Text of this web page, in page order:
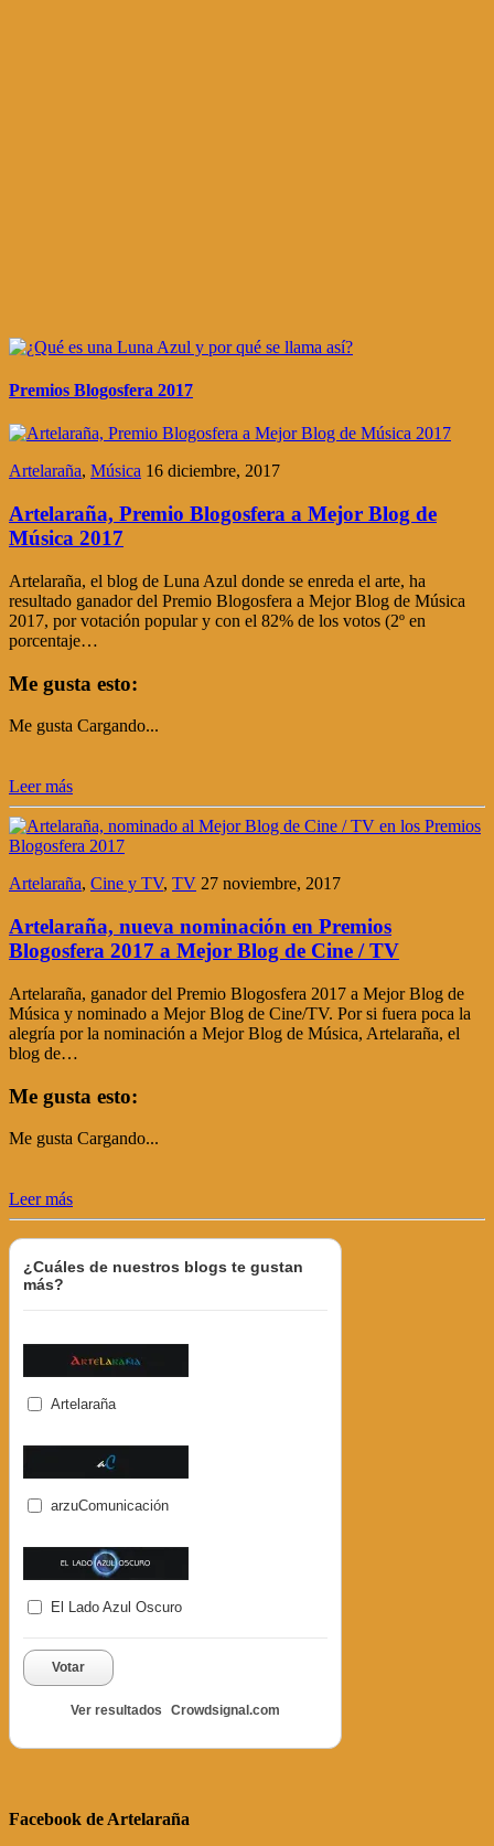
Premios Blogosfera 2017
Artelaraña, Música 16 diciembre, 2017
Artelaraña, Premio Blogosfera a Mejor Blog de
Música 2017
Artelaraña, el blog de Luna Azul donde se enreda el arte, ha
resultado ganador del Premio Blogosfera a Mejor Blog de Música
2017, por votación popular y con el 82% de los votos (2º en
porcentaje…
Me gusta esto:
Me gusta Cargando...
Leer más
Artelaraña, Cine y TV, TV 27 noviembre, 2017
Artelaraña, nueva nominación en Premios
Blogosfera 2017 a Mejor Blog de Cine / TV
Artelaraña, ganador del Premio Blogosfera 2017 a Mejor Blog de
Música y nominado a Mejor Blog de Cine/TV. Por si fuera poca la
alegría por la nominación a Mejor Blog de Música, Artelaraña, el
blog de…
Me gusta esto:
Me gusta Cargando...
Leer más
¿Cuáles de nuestros blogs te gustan
más?
Artelaraña
arzuComunicación
El Lado Azul Oscuro
Votar
Ver resultados Crowdsignal.com
Facebook de Artelaraña